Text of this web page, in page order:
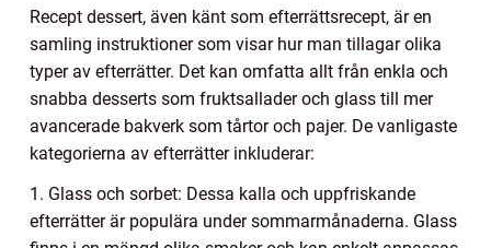
Recept dessert, även känt som efterrättsrecept, är en
samling instruktioner som visar hur man tillagar olika
typer av efterrätter. Det kan omfatta allt från enkla och
snabba desserts som fruktsallader och glass till mer
avancerade bakverk som tårtor och pajer. De vanligaste
kategorierna av efterrätter inkluderar:
1. Glass och sorbet: Dessa kalla och uppfriskande
efterrätter är populära under sommarmånaderna. Glass